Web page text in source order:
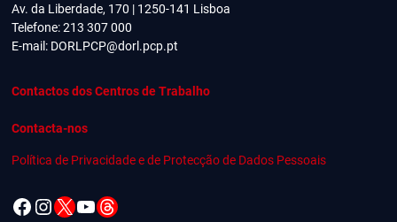
Av. da Liberdade, 170 | 1250-141 Lisboa
Telefone: 213 307 000
E-mail: DORLPCP@dorl.pcp.pt
Contactos dos Centros de Trabalho
Contacta-nos
Política de Privacidade e de Protecção de Dados Pessoais
Facebook
Instagram
X YouTube
Threads